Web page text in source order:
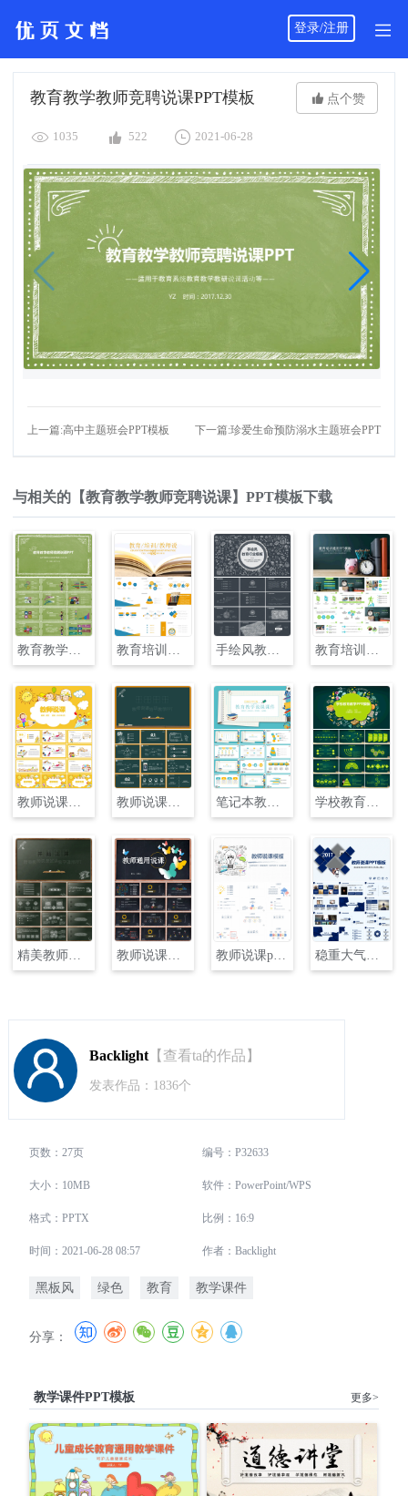
登录/注册
教育教学教师竞聘说课PPT模板  点个赞
 1035  522  2021-06-28
上一篇:高中主题班会PPT模板 下一篇:珍爱生命预防溺水主题班会PPT
与相关的【教育教学教师竞聘说课】PPT模板下载
教育教学教师竞聘说课PPT模板 教育培训教师说课通用PPT模板 手绘风教育行业说课PPT 教育培训说课通用PPT
教师说课教学通用PPT 教师说课培训教学PPT 笔记本教育教学说课PPT 学校教育教学说课PPT
精美教师说课试讲教学通用PPT 教师说课教学设计公开课主题PPT 教师说课ppt模板PPT
Backlight【查看ta的作品】
发表作品：1836个
页数：27页 编号：P32633
大小：10MB 软件：PowerPoint/WPS
格式：PPTX 比例：16:9
时间：2021-06-28 08:57 作者：Backlight
黑板风 绿色 教育 教学课件
分享：
教学课件PPT模板 更多>